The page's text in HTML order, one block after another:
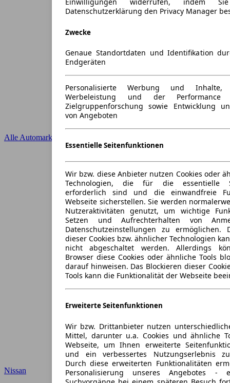
Alle Automarken
Nissan
Einwilligungen widerrufen, indem
Datenschutzerklärung den Privacy Manager
Zwecke
Genaue Standortdaten und Identifikation
Endgeräten
Personalisierte Werbung und Inhalte,
Werbeleistung und der
Zielgruppenforschung sowie Entwicklung
von Angeboten
Essentielle Seitenfunktionen
Wir bzw. diese Anbieter nutzen Cookies oder
Technologien, die für die essentielle
erforderlich sind und die einwandfreie
Webseite sicherstellen. Sie werden
Nutzeraktivitäten genutzt, um wichtige
Setzen und Aufrechterhalten von
Datenschutzeinstellungen zu ermöglichen.
dieser Cookies bzw. ähnlicher Technologien
nicht abgeschaltet werden. Allerdings
Browser diese Cookies oder ähnliche Tools
darauf hinweisen. Das Blockieren dieser
Tools kann die Funktionalität der Webseite
Erweiterte Seitenfunktionen
Wir bzw. Drittanbieter nutzen
Mittel, darunter u.a. Cookies und ähnliche
Webseite, um Ihnen erweiterte
und ein verbessertes Nutzungserlebnis
Durch diese erweiterten Funktionalitäten
Personalisierung unseres Angebotes